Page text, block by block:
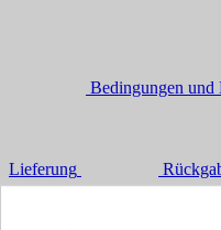
Bedingungen und
Lieferung